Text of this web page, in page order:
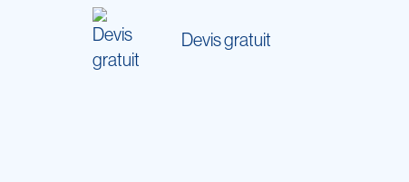
Devis gratuit